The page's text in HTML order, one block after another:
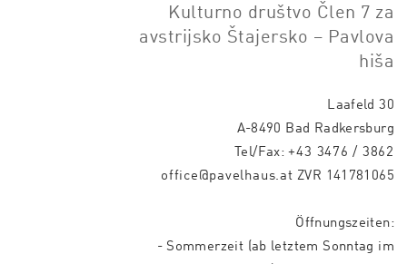
Kulturno društvo Člen 7 za
avstrijsko Štajersko – Pavlova
hiša
Laafeld 30
A-8490 Bad Radkersburg
Tel/Fax:+43 3476 / 3862
office@pavelhaus.at ZVR 141781065
Öffnungszeiten:
- Sommerzeit (ab letztem Sonntag im